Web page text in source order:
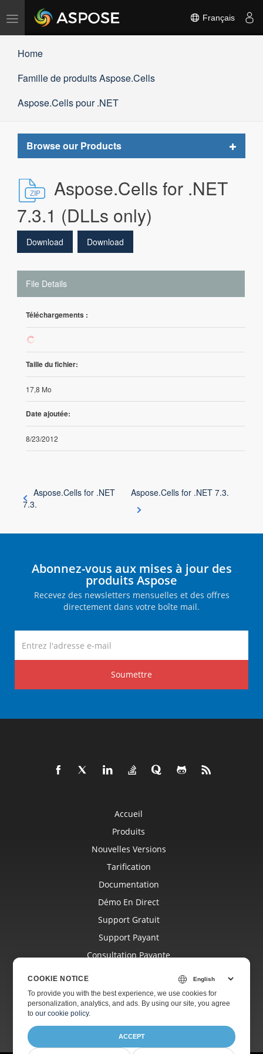
Basculer
Français
Home
Famille de produits Aspose.Cells
Aspose.Cells pour .NET
Browse our Products
Toggle
Aspose.Cells for .NET
7.3.1 (DLLs only)
Download Download
File Details
Téléchargements :
498
Taille du fichier:
17,8 Mo
Date ajoutée:
8/23/2012
Aspose.Cells for .NET
7.3.
Aspose.Cells for .NET 7.3.
Abonnez-vous aux mises à jour des
produits Aspose
Recevez des newsletters mensuelles et des offres
directement dans votre boîte mail.
Soumettre
Accueil
Produits
Nouvelles Versions
Tarification
Documentation
Démo En Direct
Support Gratuit
Support Payant
Consultation Payante
Sites Web
À Propos
COOKIE NOTICE
To provide you with the best experience, we use cookies for
personalization, analytics, and ads. By using our site, you agree
toour cookie policy.
ACCEPT